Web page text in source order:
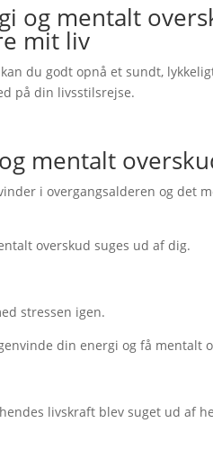
og mentalt
mit liv
du godt opnå et sundt,
på din livsstilsrejse.
mentalt
i overgangsalderen og det
overskud suges ud af dig.
stressen igen.
din energi og få mentalt
livskraft blev suget ud af